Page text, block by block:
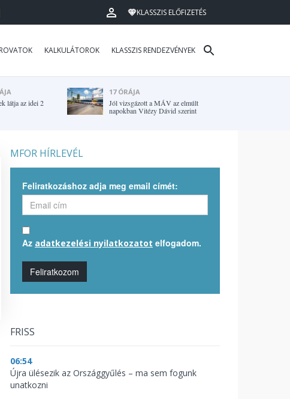
KLASSZIS ELŐFIZETÉS
ROVATOK KALKULÁTOROK KLASSZIS RENDEZVÉNYEK
látja az idei 2
17 ÓRÁJA
Jól vizsgázott a MÁV az elmúlt
napokban Vitézy Dávid szerint
MFOR HÍRLEVÉL
Feliratkozáshoz adja meg email címét:
Az adatkezelési nyilatkozatot elfogadom.
Feliratkozom
FRISS
06:54
Újra ülésezik az Országgyűlés – ma sem fogunk
unatkozni